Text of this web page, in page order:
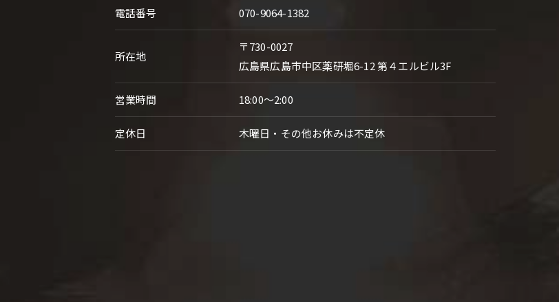
電話番号 070-9064-1382
所在地
〒730-0027
広島県広島市中区薬研堀6-12 第４エルビル3F
営業時間 18:00～2:00
定休日 木曜日・その他お休みは不定休
ご予約はこちら